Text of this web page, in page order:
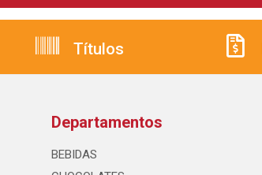
Títulos
Departamentos
BEBIDAS